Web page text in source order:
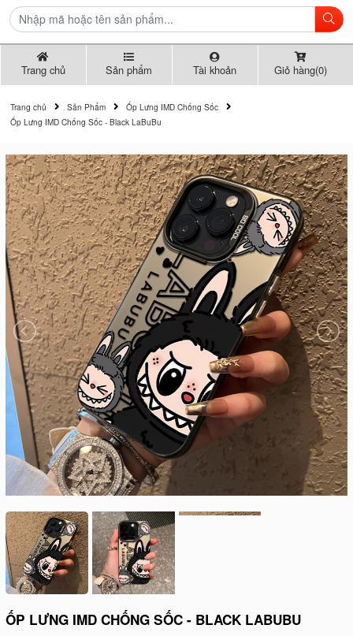
Trang chủ Sản phẩm Tài khoản Giỏ hàng(0)
Trang chủ Sản Phẩm
Ốp Lưng IMD Chống Sốc
Ốp Lưng IMD Chống Sốc - Black LaBuBu
ỐP LƯNG IMD CHỐNG SỐC - BLACK LABUBU